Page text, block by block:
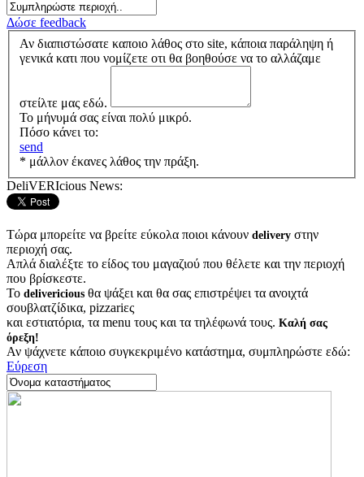
Δώσε feedback
Αν διαπιστώσατε καποιο λάθος στο site, κάποια παράληψη ή
γενικά κατι που νομίζετε οτι θα βοηθούσε να το αλλάζαμε
στείλτε μας εδώ.
Το μήνυμά σας είναι πολύ μικρό.
Πόσο κάνει το:
send
* μάλλον έκανες λάθος την πράξη.
DeliVERIcious News:
Τώρα μπορείτε να βρείτε εύκολα ποιοι κάνουν delivery στην
περιοχή σας.
Απλά διαλέξτε το είδος του μαγαζιού που θέλετε και την περιοχή
που βρίσκεστε.
Το delivericious θα ψάξει και θα σας επιστρέψει τα ανοιχτά
σουβλατζίδικα, pizzariες
και εστιατόρια, τα menu τους και τα τηλέφωνά τους. Καλή σας
όρεξη!
Αν ψάχνετε κάποιο συγκεκριμένο κατάστημα, συμπληρώστε εδώ:
Εύρεση